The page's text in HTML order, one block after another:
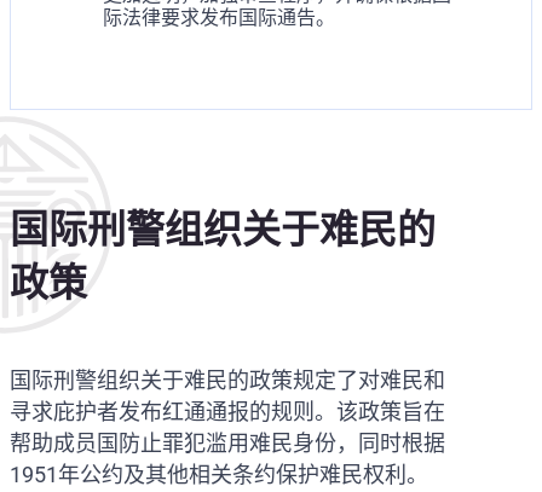
际法律要求发布国际通告。
国际刑警组织关于难民的
政策
国际刑警组织关于难民的政策规定了对难民和
寻求庇护者发布红通通报的规则。该政策旨在
帮助成员国防止罪犯滥用难民身份，同时根据
1951年公约及其他相关条约保护难民权利。